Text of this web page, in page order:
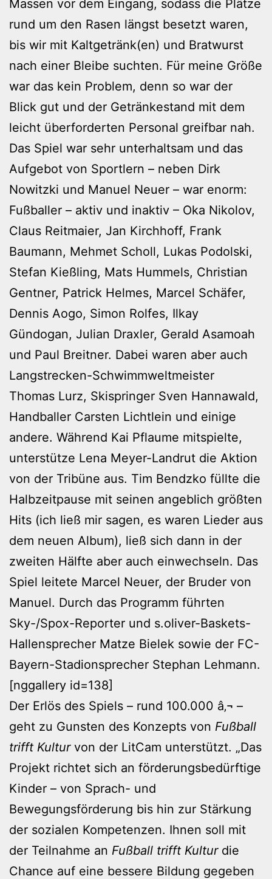
Massen vor dem Eingang, sodass die Plätze
rund um den Rasen längst besetzt waren,
bis wir mit Kaltgetränk(en) und Bratwurst
nach einer Bleibe suchten. Für meine Größe
war das kein Problem, denn so war der
Blick gut und der Getränkestand mit dem
leicht überforderten Personal greifbar nah.
Das Spiel war sehr unterhaltsam und das
Aufgebot von Sportlern – neben Dirk
Nowitzki und Manuel Neuer – war enorm:
Fußballer – aktiv und inaktiv – Oka Nikolov,
Claus Reitmaier, Jan Kirchhoff, Frank
Baumann, Mehmet Scholl, Lukas Podolski,
Stefan Kießling, Mats Hummels, Christian
Gentner, Patrick Helmes, Marcel Schäfer,
Dennis Aogo, Simon Rolfes, Ilkay
Gündogan, Julian Draxler, Gerald Asamoah
und Paul Breitner. Dabei waren aber auch
Langstrecken-Schwimmweltmeister
Thomas Lurz, Skispringer Sven Hannawald,
Handballer Carsten Lichtlein und einige
andere. Während Kai Pflaume mitspielte,
unterstütze Lena Meyer-Landrut die Aktion
von der Tribüne aus. Tim Bendzko füllte die
Halbzeitpause mit seinen angeblich größten
Hits (ich ließ mir sagen, es waren Lieder aus
dem neuen Album), ließ sich dann in der
zweiten Hälfte aber auch einwechseln. Das
Spiel leitete Marcel Neuer, der Bruder von
Manuel. Durch das Programm führten
Sky-/Spox-Reporter und s.oliver-Baskets-
Hallensprecher Matze Bielek sowie der FC-
Bayern-Stadionsprecher Stephan Lehmann.
[nggallery id=138]
Der Erlös des Spiels – rund 100.000 â‚¬ –
geht zu Gunsten des Konzepts von Fußball
trifft Kulturvon der LitCam unterstützt. „Das
Projekt richtet sich an förderungsbedürftige
Kinder – von Sprach- und
Bewegungsförderung bis hin zur Stärkung
der sozialen Kompetenzen. Ihnen soll mit
der Teilnahme an Fußball trifft Kulturdie
Chance auf eine bessere Bildung gegeben